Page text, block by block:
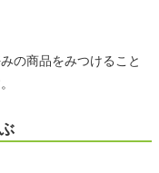
の商品をみつけること